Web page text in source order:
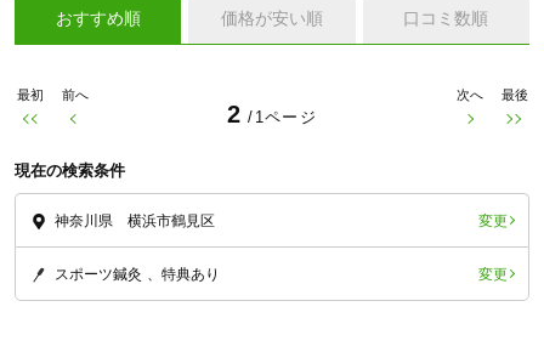
おすすめ順 価格が安い順 口コミ数順
最初 前へ
2 /1ページ
次へ 最後
現在の検索条件
神奈川県 横浜市鶴見区 変更
スポーツ鍼灸 特典あり 変更